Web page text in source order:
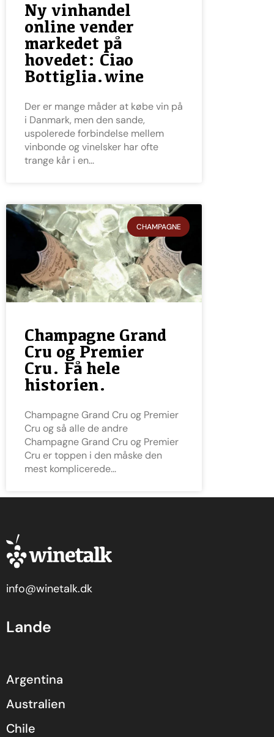
Ny vinhandel
online vender
markedet på
hovedet: Ciao
Bottiglia.wine
Der er mange måder at købe vin på
i Danmark, men den sande,
uspolerede forbindelse mellem
vinbonde og vinelsker har ofte
trange kår i en
CHAMPAGNE
Champagne Grand
Cru og Premier
Cru. Få hele
historien.
Champagne Grand Cru og Premier
Cru og så alle de andre
Champagne Grand Cru og Premier
Cru er toppen i den måske den
mest komplicerede
info@winetalk.dk
Lande
Argentina
Australien
Chile